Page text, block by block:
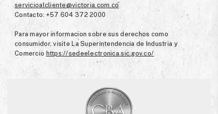
servicioalcliente@victoria.com.co
Contacto: +57 604 372 2000
Para mayor informacion sobre sus derechos como
consumidor, visite La Superintendencia de Industria y
Comercio https://sedeelectronica.sic.gov.co/